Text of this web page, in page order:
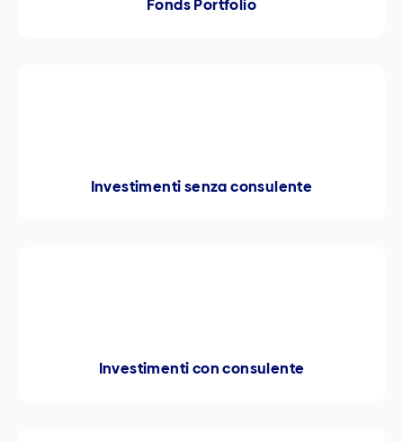
Fonds Portfolio
Investimenti senza consulente
Investimenti con consulente